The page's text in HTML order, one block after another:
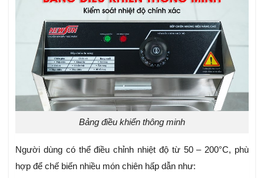
Bảng điều khiển thông minh
Người dùng có thể điều chỉnh nhiệt độ từ 50 – 200°C, phù
hợp để chế biến nhiều món chiên hấp dẫn như: